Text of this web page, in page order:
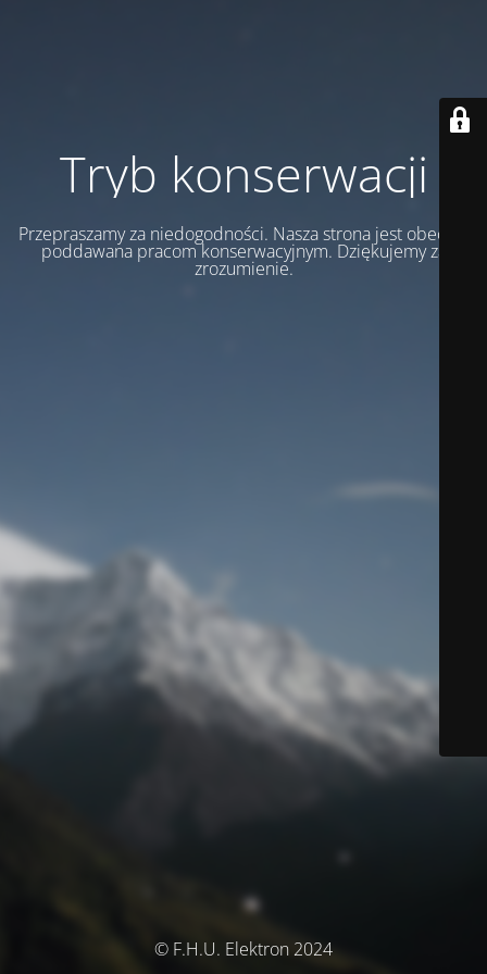
Tryb konserwacji
Przepraszamy za niedogodności. Nasza strona jest obecnie
poddawana pracom konserwacyjnym. Dziękujemy za
zrozumienie.
© F.H.U. Elektron 2024